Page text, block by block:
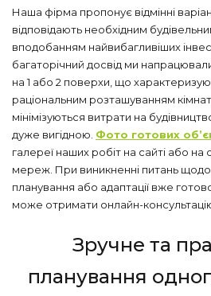
Наша фірма пропонує відмінні
відповідають необхідним
вподобанням найвибагливіших
багаторічний досвід ми
на 1 або 2 поверхи, що
раціональним розташуванням
мінімізуються витрати на
дуже вигідною. Фото готових
галереї наших робіт на сайті або на
мереж. При виникненні питань щодо
планування або адаптації вже
може отримати онлайн-
Зручне та
планування